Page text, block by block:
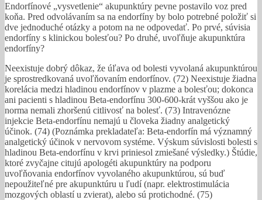
Endorfínové „vysvetlenie“ akupunktúry pevne postavilo voz pred
koňa. Pred odvolávaním sa na endorfíny by bolo potrebné položiť si
dve jednoduché otázky a potom na ne odpovedať. Po prvé, súvisia
endorfíny s klinickou bolesťou? Po druhé, uvoľňuje akupunktúra
endorfíny?
Neexistuje dobrý dôkaz, že úľava od bolesti vyvolaná akupunktúrou
je sprostredkovaná uvoľňovaním endorfínov. (72) Neexistuje žiadna
korelácia medzi hladinou endorfínov v plazme a bolesťou; dokonca
ani pacienti s hladinou Beta-endorfínu 300-600-krát vyššou ako je
norma nemali zhoršenú citlivosť na bolesť. (73) Intravenózne
injekcie Beta-endorfínu nemajú u človeka žiadny analgetický
účinok. (74) (Poznámka prekladateľa: Beta-endorfín má významný
analgetický účinok v nervovom systéme. Výskum súvislosti bolesti s
hladinou Beta-endorfínu v krvi priniesol zmiešané výsledky.) Štúdie,
ktoré zvyčajne citujú apologéti akupunktúry na podporu
uvoľňovania endorfínov vyvolaného akupunktúrou, sú buď
nepoužiteľné pre akupunktúru u ľudí (napr. elektrostimulácia
mozgových oblastí u zvierat), alebo sú protichodné. (75)